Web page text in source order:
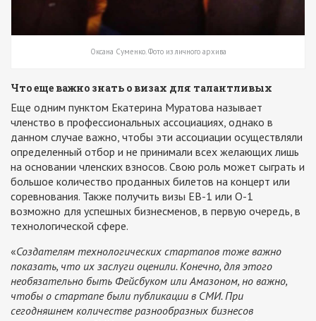
Оксана Суменко. Фото из личного архива
Что еще важно знать о визах для талантливых
Еще одним пунктом Екатерина Муратова называет
членство в профессиональных ассоциациях, однако в
данном случае важно, чтобы эти ассоциации осуществляли
определенный отбор и не принимали всех желающих лишь
на основании членских взносов. Свою роль может сыграть и
большое количество проданных билетов на концерт или
соревнования. Также получить визы ЕВ-1 или О-1
возможно для успешных бизнесменов, в первую очередь, в
технологической сфере.
«Создателям технологических стартапов тоже важно
показать, что их заслуги оценили. Конечно, для этого
необязательно быть Фейсбуком или Амазоном, но важно,
чтобы о стартапе были публикации в СМИ. При
сегодняшнем количестве разнообразных бизнесов